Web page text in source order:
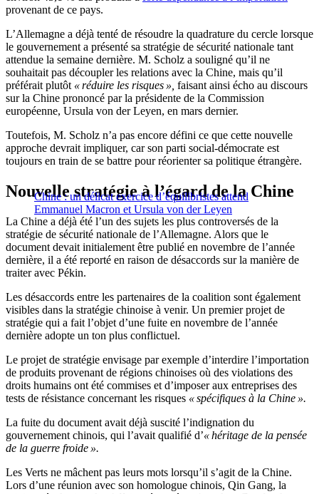
provenant de ce pays.
L’Allemagne a déjà tenté de résoudre la quadrature du cercle lorsque
le gouvernement a présenté sa stratégie de sécurité nationale tant
attendue la semaine dernière. M. Scholz a souligné qu’il ne
souhaitait pas découpler les relations avec la Chine, mais qu’il
préférait plutôt « réduire les risques », faisant ainsi écho au discours
sur la Chine prononcé par la présidente de la Commission
européenne, Ursula von der Leyen, en mars dernier.
Toutefois, M. Scholz n’a pas encore défini ce que cette nouvelle
approche devrait impliquer, car son parti social-démocrate est
toujours en train de se battre pour réorienter sa politique étrangère.
Chine : un délicat exercice d’équilibristes attend
Emmanuel Macron et Ursula von der Leyen
Nouvelle stratégie à l’égard de la Chine
La Chine a déjà été l’un des sujets les plus controversés de la
stratégie de sécurité nationale de l’Allemagne. Alors que le
document devait initialement être publié en novembre de l’année
dernière, il a été reporté en raison de désaccords sur la manière de
traiter avec Pékin.
Les désaccords entre les partenaires de la coalition sont également
visibles dans la stratégie chinoise à venir. Un premier projet de
stratégie qui a fait l’objet d’une fuite en novembre de l’année
dernière adopte un ton plus conflictuel.
Le projet de stratégie envisage par exemple d’interdire l’importation
de produits provenant de régions chinoises où des violations des
droits humains ont été commises et d’imposer aux entreprises des
tests de résistance concernant les risques « spécifiques à la Chine ».
La fuite du document avait déjà suscité l’indignation du
gouvernement chinois, qui l’avait qualifié d’« héritage de la pensée
de la guerre froide ».
Les Verts ne mâchent pas leurs mots lorsqu’il s’agit de la Chine.
Lors d’une réunion avec son homologue chinois, Qin Gang, la